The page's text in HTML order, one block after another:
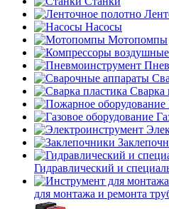
Насосы
Мотопомпы
Сварка
Гидравлический и
для монтажа и ремонта